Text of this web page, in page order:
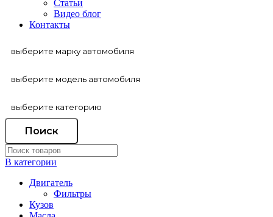
Статьи
Видео блог
Контакты
Поиск
В категории
Двигатель
Фильтры
Кузов